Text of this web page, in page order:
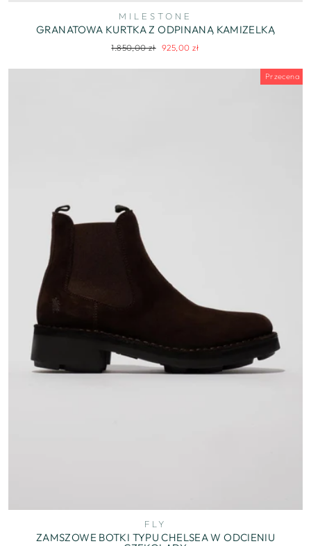
MILESTONE
GRANATOWA KURTKA Z ODPINANĄ KAMIZELKĄ
Regularna
1.850,00 zł Cena
925,00 zł
Przecena
FLY
ZAMSZOWE BOTKI TYPU CHELSEA W ODCIENIU